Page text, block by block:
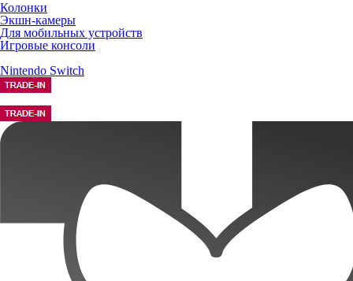
Колонки
Экшн-камеры
Для мобильных устройств
Игровые консоли
Nintendo Switch